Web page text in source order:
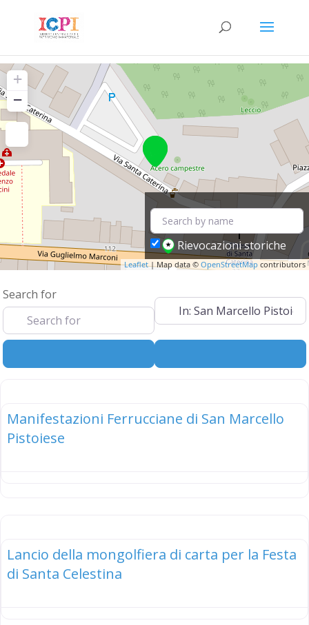
+
−
Leaflet| Map data © OpenStreetMap contributors
Rievocazioni storiche
Search for
Near
Manifestazioni Ferrucciane di San Marcello
Pistoiese
Lancio della mongolfiera di carta per la Festa
di Santa Celestina